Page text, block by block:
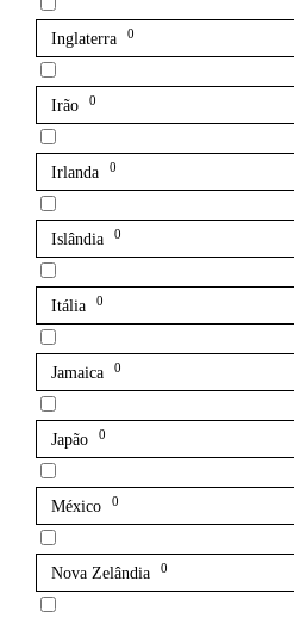
Inglaterra 0
Irão 0
Irlanda 0
Islândia 0
Itália 0
Jamaica 0
Japão 0
México 0
Nova Zelândia 0